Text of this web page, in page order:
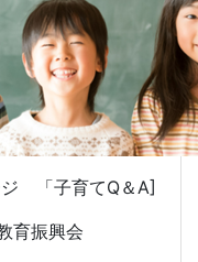
「子育てQ＆A]
振興会